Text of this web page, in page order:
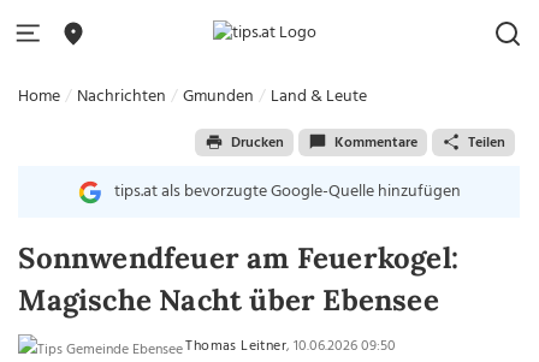
Home Nachrichten Gmunden Land & Leute
Drucken Kommentare Teilen
tips.at als bevorzugte Google-Quelle hinzufügen
Sonnwendfeuer am Feuerkogel:
Magische Nacht über Ebensee
Thomas Leitner, 10.06.2026 09:50